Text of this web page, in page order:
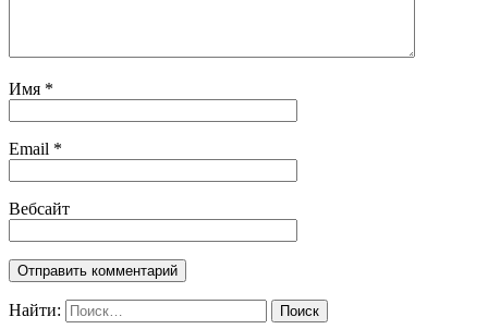
Имя *
Email *
Вебсайт
Найти: